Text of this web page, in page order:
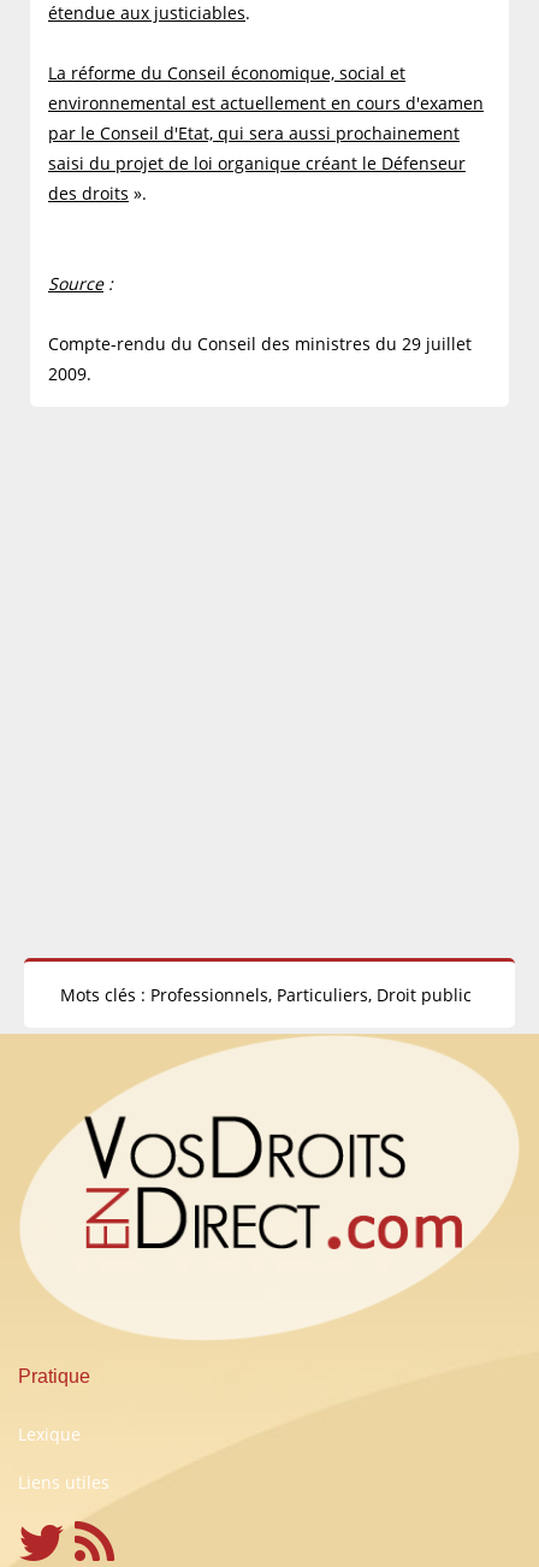
étendue aux justiciables.
La réforme du Conseil économique, social et
environnemental est actuellement en cours d'examen
par le Conseil d'Etat, qui sera aussi prochainement
saisi du projet de loi organique créant le Défenseur
des droits ».
Source:
Compte-rendu du Conseil des ministres du 29 juillet
2009.
Mots clés : Professionnels, Particuliers, Droit public
Pratique
Lexique
Liens utiles